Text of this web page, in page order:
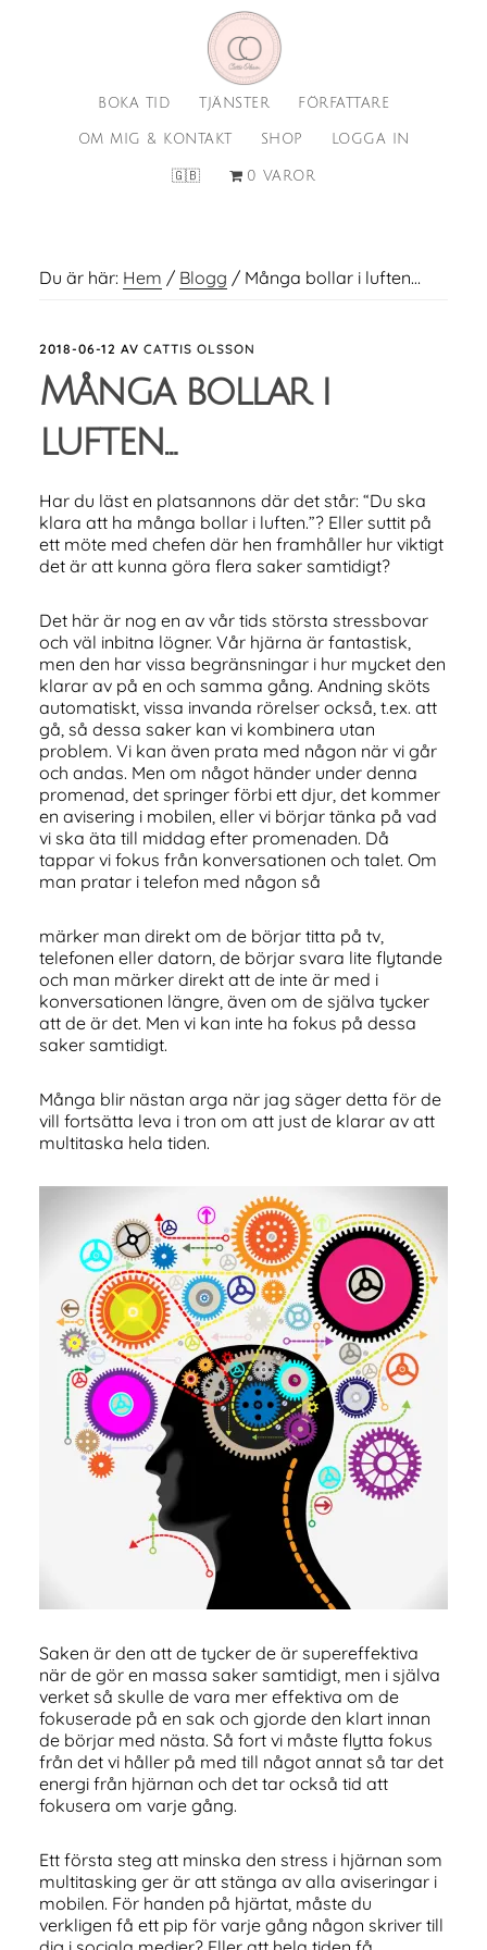
BOKA TID TJÄNSTER FÖRFATTARE
OM MIG & KONTAKT SHOP LOGGA IN
🇬🇧 0 VAROR
Du är här: Hem / Blogg /Många bollar i luften…
2018-06-12 AV CATTIS OLSSON
Många bollar i
luften…
Har du läst en platsannons där det står: “Du ska
klara att ha många bollar i luften.”? Eller suttit på
ett möte med chefen där hen framhåller hur viktigt
det är att kunna göra flera saker samtidigt?
Det här är nog en av vår tids största stressbovar
och väl inbitna lögner. Vår hjärna är fantastisk,
men den har vissa begränsningar i hur mycket den
klarar av på en och samma gång. Andning sköts
automatiskt, vissa invanda rörelser också, t.ex. att
gå, så dessa saker kan vi kombinera utan
problem. Vi kan även prata med någon när vi går
och andas. Men om något händer under denna
promenad, det springer förbi ett djur, det kommer
en avisering i mobilen, eller vi börjar tänka på vad
vi ska äta till middag efter promenaden. Då
tappar vi fokus från konversationen och talet. Om
man pratar i telefon med någon så
märker man direkt om de börjar titta på tv,
telefonen eller datorn, de börjar svara lite flytande
och man märker direkt att de inte är med i
konversationen längre, även om de själva tycker
att de är det. Men vi kan inte ha fokus på dessa
saker samtidigt.
Många blir nästan arga när jag säger detta för de
vill fortsätta leva i tron om att just de klarar av att
multitaska hela tiden.
Saken är den att de tycker de är supereffektiva
när de gör en massa saker samtidigt, men i själva
verket så skulle de vara mer effektiva om de
fokuserade på en sak och gjorde den klart innan
de börjar med nästa. Så fort vi måste flytta fokus
från det vi håller på med till något annat så tar det
energi från hjärnan och det tar också tid att
fokusera om varje gång.
Ett första steg att minska den stress i hjärnan som
multitasking ger är att stänga av alla aviseringar i
mobilen. För handen på hjärtat, måste du
verkligen få ett pip för varje gång någon skriver till